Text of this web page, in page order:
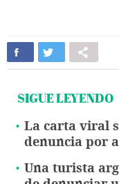
SIGUE LEYENDO
La carta viral
denuncia por
Una turista